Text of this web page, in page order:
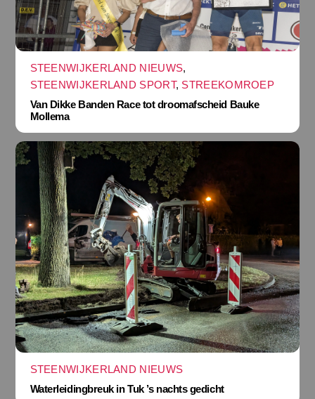
STEENWIJKERLAND NIEUWS,
STEENWIJKERLAND SPORT, STREEKOMROEP
Van Dikke Banden Race tot droomafscheid Bauke
Mollema
STEENWIJKERLAND NIEUWS
Waterleidingbreuk in Tuk ’s nachts gedicht